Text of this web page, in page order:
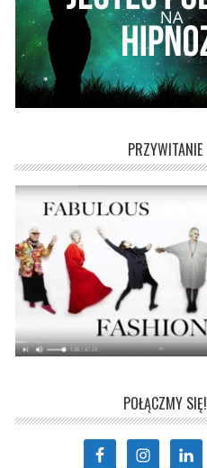
PRZYWITANIE
POŁĄCZMY SIĘ!